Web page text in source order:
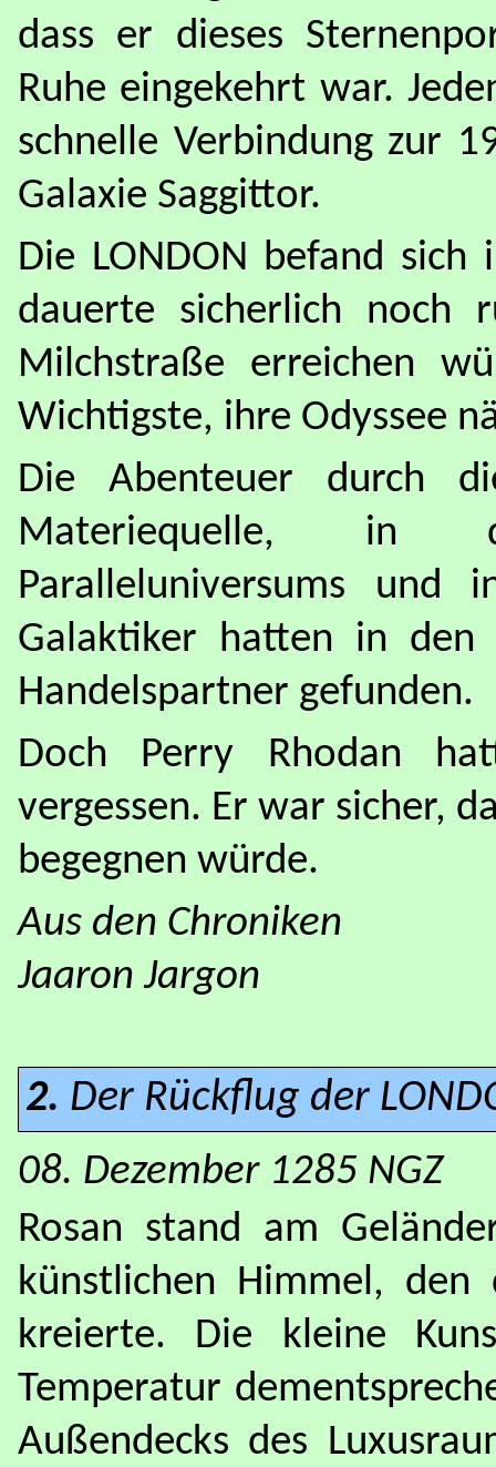
dass er dieses
Ruhe eingekehrt war.
schnelle Verbindung zur
Galaxie Saggittor.
Die LONDON befand sich
dauerte sicherlich noch
Milchstraße erreichen
Wichtigste, ihre Odyssee
Die Abenteuer durch
Materiequelle, in
Paralleluniversums
Galaktiker hatten in den
Handelspartner gefunden.
Doch Perry Rhodan
vergessen. Er war sicher,
begegnen würde.
Aus den Chroniken
Jaaron Jargon
2. Der Rückflug der
08. Dezember 1285 NGZ
Rosan stand am
künstlichen Himmel, den
kreierte. Die kleine
Temperatur
Außendecks des